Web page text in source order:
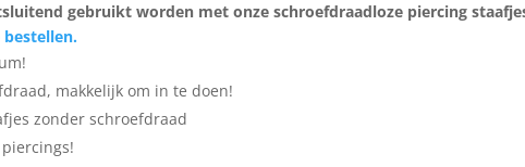
gebruikt worden met onze schroefdraadloze piercing
makkelijk om in te doen!
zonder schroefdraad